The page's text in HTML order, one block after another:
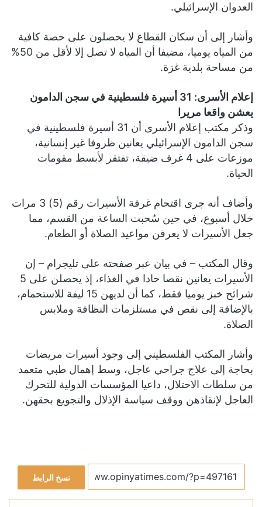
العدوان الإسرائيلي.
وأشار إلى أن سكان القطاع لا يحصلون على حصة كافية
من المياه يوميا، مضيفا أن المياه لا تصل إلا لأقل من 50%
من مساحة بلدية غزة.
إعلام الأسرى: 31 أسيرة فلسطينية في سجن الدامون
يعشن واقعا مريرا
وذكر مكتب إعلام الأسرى أن 31 أسيرة فلسطينية في
سجن الدامون الإسرائيلي يعانين ظروفا غير إنسانية،
موزعات على 4 غرف ضيقة، تفتقر لأبسط مقومات
الحياة.
وأضاف أنه جرى اقتحام غرفة الأسيرات رقم (5) 3 مرات
خلال أسبوع، في حين سُحبت الساعة من القسم، مما
جعل الأسيرات لا يعرفن مواعيد الصلاة أو الطعام.
وقال المكتب – في بيان عبر صفحته على تليجرام – إن
الأسيرات يعانين نقصا حادا في الغذاء، إذ يحصلن على 5
شرائح خبز يوميا فقط، كما أن لديهن 15 ليفة للاستحمام،
بالإضافة إلى نقص في مستلزمات النظافة وملابس
الصلاة.
وأشار المكتب الفلسطيني إلى وجود أسيرات مريضات
بحاجة إلى علاج جراحي عاجل، وسط إهمال طبي متعمد
من سلطات الاحتلال، داعيا المؤسسات الدولية للتحرك
العاجل لإنقاذهن ووقف سياسة الإذلال والتجويع بحقهن.
نسخ الرابط